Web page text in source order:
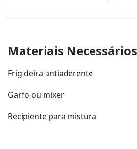
Materiais Necessários
Frigideira antiaderente
Garfo ou mixer
Recipiente para mistura